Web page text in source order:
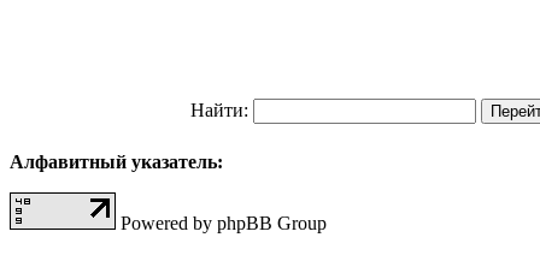
Найти:
Алфавитный указатель:
Powered by phpBB Group